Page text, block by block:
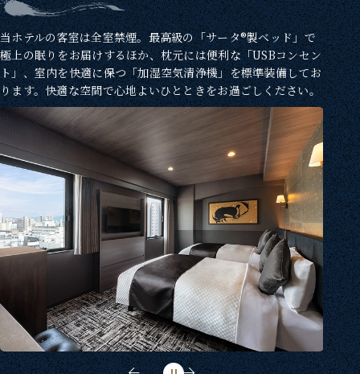
当ホテルの客室は全室禁煙。最高級の「サータ®製ベッド」で
極上の眠りをお届けするほか、枕元には便利な「USBコンセン
ト」、室内を快適に保つ「加湿空気清浄機」を標準装備してお
ります。快適な空間で心地よいひとときをお過ごしください。